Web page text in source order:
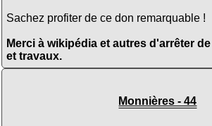
Sachez profiter de ce don remarquable !
Merci à wikipédia et autres d'arrêter
et travaux.
Monnières - 44